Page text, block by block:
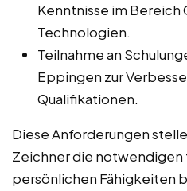
Kenntnisse im Bereich
Technologien.
Teilnahme an
Eppingen zur
Qualifikationen.
Diese Anforderungen
Zeichner die notwendigen
persönlichen Fähigkeiten